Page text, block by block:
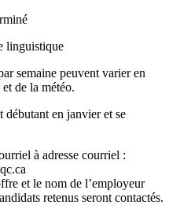
linguistique
semaine peuvent varier en
de la météo.
débutant en janvier et se
à adresse courriel :
et le nom de l’employeur
retenus seront contactés.